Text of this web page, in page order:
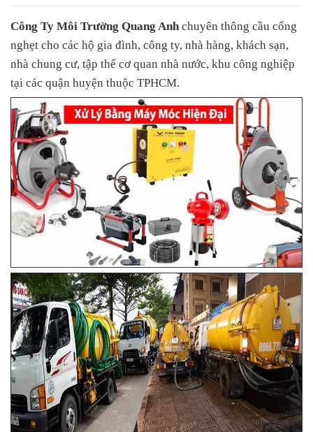
Công Ty Môi Trường Quang Anh chuyên thông cầu cống
nghẹt cho các hộ gia đình, công ty, nhà hàng, khách sạn,
nhà chung cư, tập thể cơ quan nhà nước, khu công nghiệp
tại các quận huyện thuộc TPHCM.